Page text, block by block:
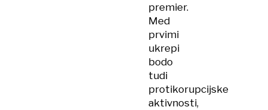
premier.
Med
prvimi
ukrepi
bodo
tudi
protikorupcijske
aktivnosti,